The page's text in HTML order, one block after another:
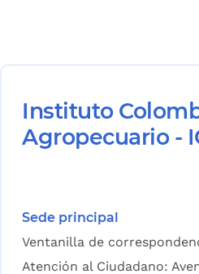
Instituto
Agropecuario -
Sede principal
Ventanilla de
Atención al Ciudadano: